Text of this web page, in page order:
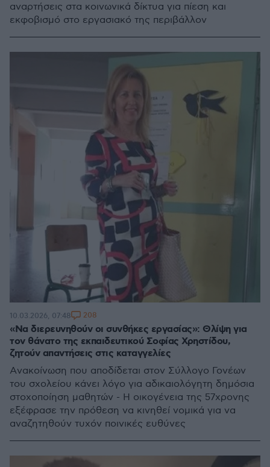
αναρτήσεις στα κοινωνικά δίκτυα για πίεση και
εκφοβισμό στο εργασιακό της περιβάλλον
«Να διερευνηθούν οι συνθήκες εργασίας»: Θλίψη για
τον θάνατο της εκπαιδευτικού Σοφίας Χρηστίδου,
ζητούν απαντήσεις στις καταγγελίες
Aνακοίνωση που αποδίδεται στον Σύλλογο Γονέων
του σχολείου κάνει λόγο για αδικαιολόγητη δημόσια
στοχοποίηση μαθητών - Η οικογένεια της 57χρονης
εξέφρασε την πρόθεση να κινηθεί νομικά για να
αναζητηθούν τυχόν ποινικές ευθύνες
10.03.2026, 07:48 208